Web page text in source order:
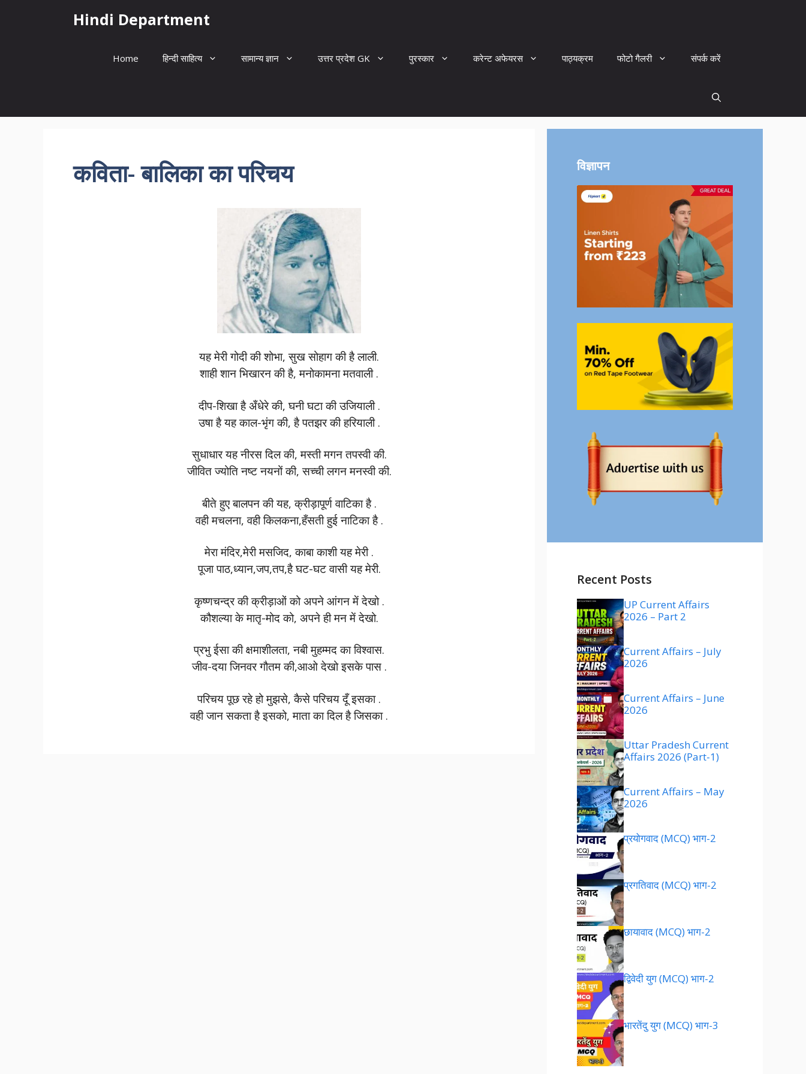
Hindi Department
Home हिन्दी साहित्य सामान्य ज्ञान उत्तर प्रदेश GK पुरस्कार करेन्ट अफेयरस पाठ्यक्रम फोटो गैलरी संपर्क करें
कविता- बालिका का परिचय
यह मेरी गोदी की शोभा, सुख सोहाग की है लाली.
शाही शान भिखारन की है, मनोकामना मतवाली .
दीप-शिखा है अँधेरे की, घनी घटा की उजियाली .
उषा है यह काल-भृंग की, है पतझर की हरियाली .
सुधाधार यह नीरस दिल की, मस्ती मगन तपस्वी की.
जीवित ज्योति नष्ट नयनों की, सच्ची लगन मनस्वी की.
बीते हुए बालपन की यह, क्रीड़ापूर्ण वाटिका है .
वही मचलना, वही किलकना,हँसती हुई नाटिका है .
मेरा मंदिर,मेरी मसजिद, काबा काशी यह मेरी .
पूजा पाठ,ध्यान,जप,तप,है घट-घट वासी यह मेरी.
कृष्णचन्द्र की क्रीड़ाओं को अपने आंगन में देखो .
कौशल्या के मातृ-मोद को, अपने ही मन में देखो.
प्रभु ईसा की क्षमाशीलता, नबी मुहम्मद का विश्वास.
जीव-दया जिनवर गौतम की,आओ देखो इसके पास .
परिचय पूछ रहे हो मुझसे, कैसे परिचय दूँ इसका .
वही जान सकता है इसको, माता का दिल है जिसका .
विज्ञापन
Recent Posts
UP Current Affairs
2026 – Part 2
Current Affairs – July
2026
Current Affairs – June
2026
Uttar Pradesh Current
Affairs 2026 (Part-1)
Current Affairs – May
2026
प्रयोगवाद (MCQ) भाग-2
प्रगतिवाद (MCQ) भाग-2
छायावाद (MCQ) भाग-2
द्विवेदी युग (MCQ) भाग-2
भारतेंदु युग (MCQ) भाग-3